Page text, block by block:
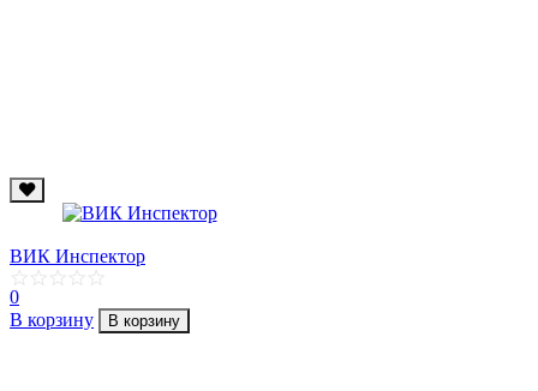
ВИК Инспектор
0
В корзину
В корзину